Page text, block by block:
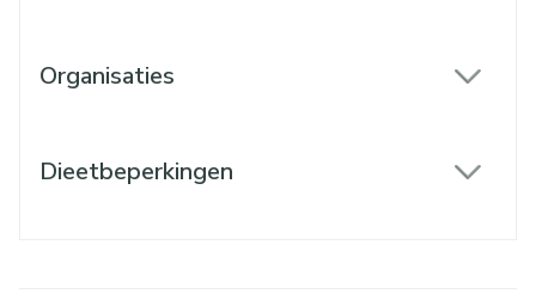
Organisaties
Dieetbeperkingen